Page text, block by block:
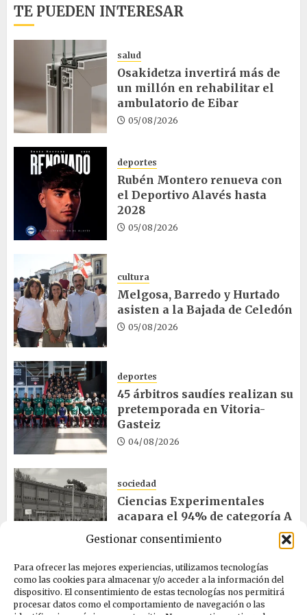
Gestionar consentimiento
Para ofrecer las mejores experiencias, utilizamos tecnologías
como las cookies para almacenar y/o acceder a la información del
dispositivo. El consentimiento de estas tecnologías nos permitirá
procesar datos como el comportamiento de navegación o las
TE PUEDEN INTERESAR
salud
Osakidetza invertirá más de
un millón en rehabilitar el
ambulatorio de Eibar
05/08/2026
deportes
Rubén Montero renueva con
el Deportivo Alavés hasta
2028
05/08/2026
cultura
Melgosa, Barredo y Hurtado
asisten a la Bajada de Celedón
05/08/2026
deportes
45 árbitros saudíes realizan su
pretemporada en Vitoria-
Gasteiz
04/08/2026
sociedad
Ciencias Experimentales
acapara el 94% de categoría A
en ayudas vascas
medio_ambiente